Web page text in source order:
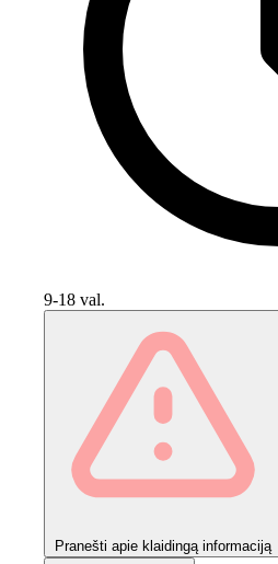
9-18 val.
Pranešti apie klaidingą informaciją